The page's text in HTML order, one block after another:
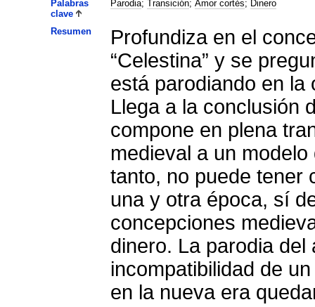
Palabras
clave
Parodia; Transición; Amor cortés; Dinero
Resumen
Profundiza en el
“Celestina” y se
está parodiando en
Llega a la conclusión
compone en plena
medieval a un
tanto, no puede tener
una y otra época, sí
concepciones
dinero. La parodia
incompatibilidad de
en la nueva era